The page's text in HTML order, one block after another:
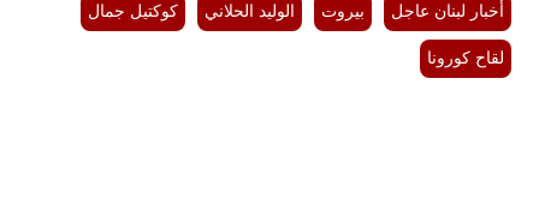
أخبار لبنان عاجل بيروت الوليد الحلاني كوكتيل جمال
لقاح كورونا